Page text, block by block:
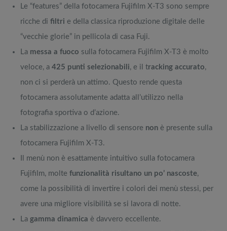
Le “features” della fotocamera Fujifilm X-T3 sono sempre
ricche di filtri e della classica riproduzione digitale delle
“vecchie glorie” in pellicola di casa Fuji.
La messa a fuoco sulla fotocamera Fujifilm X-T3 è molto
veloce, a 425 punti selezionabili, e il tracking accurato,
non ci si perderà un attimo. Questo rende questa
fotocamera assolutamente adatta all’utilizzo nella
fotografia sportiva o d’azione.
La stabilizzazione a livello di sensore non è presente sulla
fotocamera Fujifilm X-T3.
Il menù non è esattamente intuitivo sulla fotocamera
Fujifilm, molte funzionalità risultano un po’ nascoste,
come la possibilità di invertire i colori dei menù stessi, per
avere una migliore visibilità se si lavora di notte.
La gamma dinamica è davvero eccellente.